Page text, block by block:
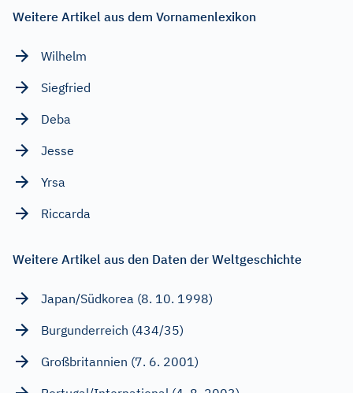
Weitere Artikel aus dem Vornamenlexikon
Wilhelm
Siegfried
Deba
Jesse
Yrsa
Riccarda
Weitere Artikel aus den Daten der Weltgeschichte
Japan/Südkorea (8. 10. 1998)
Burgunderreich (434/35)
Großbritannien (7. 6. 2001)